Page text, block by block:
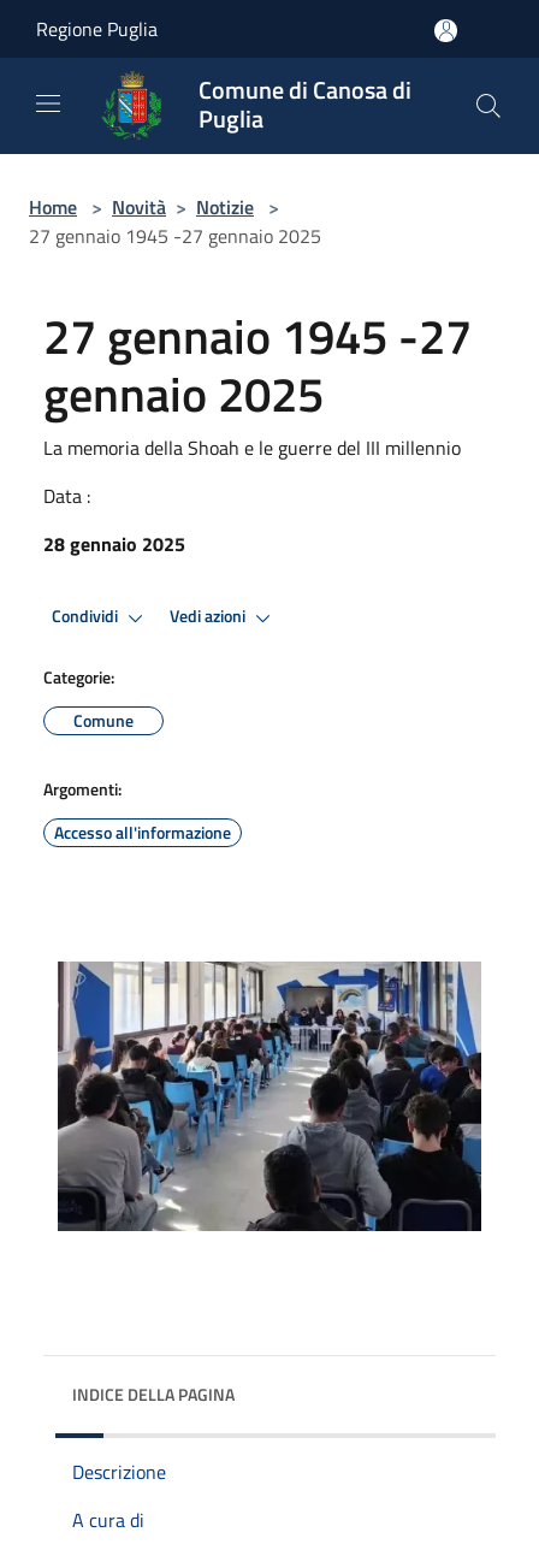
Regione Puglia
Comune di Canosa di
Puglia
Home > Novità > Notizie >
27 gennaio 1945 -27 gennaio 2025
27 gennaio 1945 -27
gennaio 2025
La memoria della Shoah e le guerre del III millennio
Data :
28 gennaio 2025
Condividi Vedi azioni
Categorie:
Comune
Argomenti:
Accesso all'informazione
INDICE DELLA PAGINA
Descrizione
A cura di